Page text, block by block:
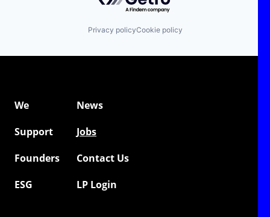
Privacy policyCookie policy
We
News
Support
Jobs
Founders
Contact Us
ESG
LP Login